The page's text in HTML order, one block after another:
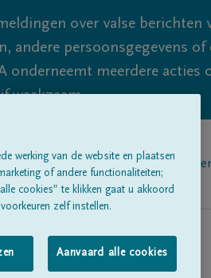
over valse berichten
andere persoonsgegevens
onderneemt meerdere acties
waakzaam.
werking van de website en plaatsen
of andere functionaliteiten;
cookies” te klikken gaat u akkoord
zelf instellen.
Aanvaard alle cookies